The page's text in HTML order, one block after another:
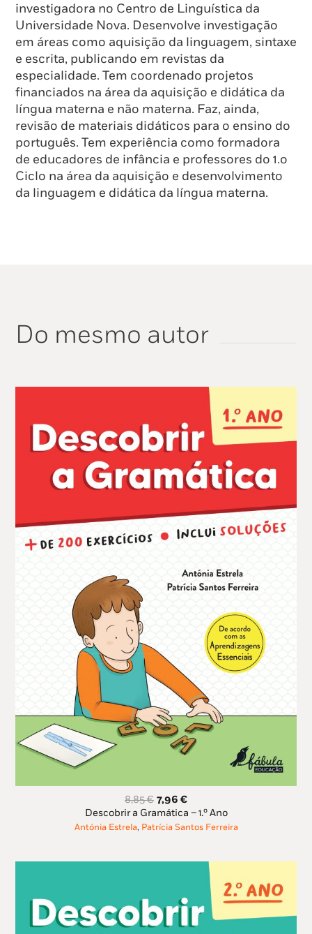
investigadora no Centro de Linguística da
Universidade Nova. Desenvolve investigação
em áreas como aquisição da linguagem, sintaxe
e escrita, publicando em revistas da
especialidade. Tem coordenado projetos
financiados na área da aquisição e didática da
língua materna e não materna. Faz, ainda,
revisão de materiais didáticos para o ensino do
português. Tem experiência como formadora
de educadores de infância e professores do 1.o
Ciclo na área da aquisição e desenvolvimento
da linguagem e didática da língua materna.
Do mesmo autor
8,85€ O
preço
original
7,96 €O
preço
atual
Descobrir a Gramática – 1.º Ano
Antónia Estrela, Patrícia Santos Ferreira